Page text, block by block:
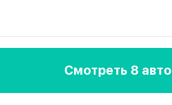
Смотреть 8 авто